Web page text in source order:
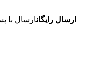
ارسال رایگانارسال با